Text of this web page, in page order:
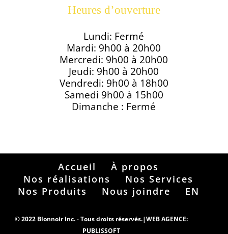
shampoo goldwell goldwell restoration goldwell hair
products oribe dry shampoo oribe texturizing spray
oribe dry texturizing spray l'anza l'anza healing oil
l'anza produits coiffure lanza produit cheveux lanza
hair lanza hair products hair salon brossard hair
salon montreal best hair salon montreal best hair
salon in montreal montreal hair salon best colorist in
montreal best hair colorist montreal best hair salon
Heures d’ouverture
Lundi: Fermé
Mardi: 9h00 à 20h00
Mercredi: 9h00 à 20h00
Jeudi: 9h00 à 20h00
Vendredi: 9h00 à 18h00
Samedi 9h00 à 15h00
Dimanche : Fermé
Accueil
À propos
Nos réalisations
Nos Services
Nos Produits
Nous joindre EN
© 2022 Blonnoir Inc. - Tous droits réservés.|WEB AGENCE:
PUBLISSOFT